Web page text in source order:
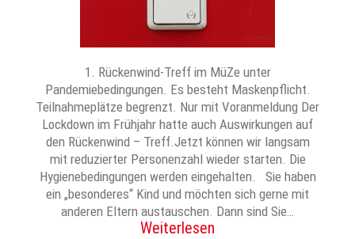
1. Rückenwind-Treff im MüZe unter
Pandemiebedingungen. Es besteht Maskenpflicht.
Teilnahmeplätze begrenzt. Nur mit Voranmeldung Der
Lockdown im Frühjahr hatte auch Auswirkungen auf
den Rückenwind – Treff.Jetzt können wir langsam
mit reduzierter Personenzahl wieder starten. Die
Hygienebedingungen werden eingehalten. Sie haben
ein „besonderes“ Kind und möchten sich gerne mit
anderen Eltern austauschen. Dann sind Sie…
Weiterlesen